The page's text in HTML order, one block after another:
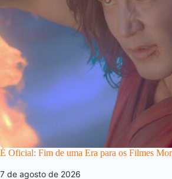
É Oficial: Fim de uma Era para os Filmes
7 de agosto de 2026